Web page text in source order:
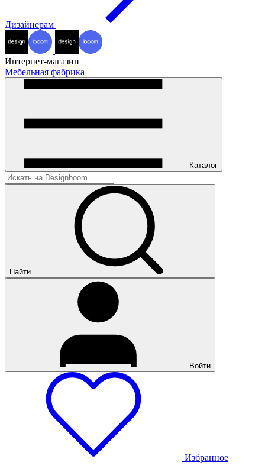
Дизайнерам
Интернет-магазин
Мебельная фабрика
Каталог
Найти
Войти
Избранное